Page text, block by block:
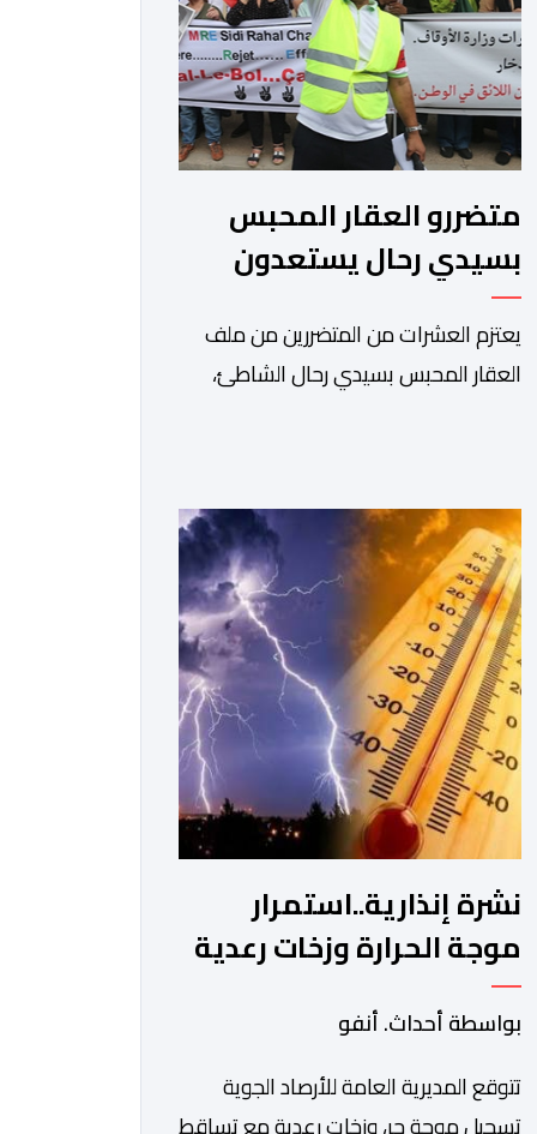
متضررو العقار المحبس
بسيدي رحال يستعدون
للاحتجاج أمام وزارة
الأوقاف
يعتزم العشرات من المتضررين من ملف
العقار المحبس بسيدي رحال الشاطئ،
احتجاجية سلمية أمام الملحقة الإدارية
لوزارة الأوقاف والشؤون الإسلامية بحي
حسان بالرباط، وذلك للمطالبة بتسوية هذا
الملف الذي ظل عالقا لسنوات طويلة وأثار
استياء واسعا في صفوف أبناء […]
نشرة إنذارية..استمرار
موجة الحرارة وزخات رعدية
من اليوم الجمعة إلى الأحد
بواسطة أحداث. أنفو
تتوقع المديرية العامة للأرصاد الجوية